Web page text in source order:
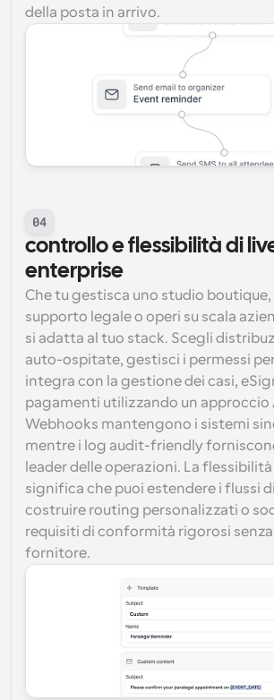
della posta in arrivo.
04
controllo e flessibilità di
enterprise
Che tu gestisca uno studio
supporto legale o operi su scala
si adatta al tuo stack. Scegli
auto-ospitate, gestisci i permessi
integra con la gestione dei casi,
pagamenti utilizzando un approccio
Webhooks mantengono i sistemi
mentre i log audit-friendly
leader delle operazioni. La
significa che puoi estendere i flussi
costruire routing personalizzati o
requisiti di conformità rigorosi senza
fornitore.